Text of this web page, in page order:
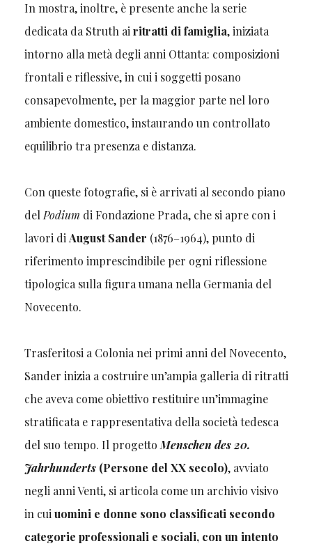
In mostra, inoltre, è presente anche la serie
dedicata da Struth airitratti di famiglia, iniziata
intorno alla metà degli anni Ottanta: composizioni
frontali e riflessive, in cui i soggetti posano
consapevolmente, per la maggior parte nel loro
ambiente domestico, instaurando un controllato
equilibrio tra presenza e distanza.
Con queste fotografie, si è arrivati al secondo piano
delPodium di Fondazione Prada, che si apre con i
lavori diAugust Sander (1876–1964), punto di
riferimento imprescindibile per ogni riflessione
tipologica sulla figura umana nella Germania del
Novecento.
Trasferitosi a Colonia nei primi anni del Novecento,
Sander inizia a costruire un’ampia galleria di ritratti
che aveva come obiettivo restituire un’immagine
stratificata e rappresentativa della società tedesca
del suo tempo. Il progettoMenschen des 20.
Jahrhunderts(Persone del XX secolo), avviato
negli anni Venti, si articola come un archivio visivo
in cuiuomini e donne sono classificati secondo
categorie professionali e sociali, con un intento